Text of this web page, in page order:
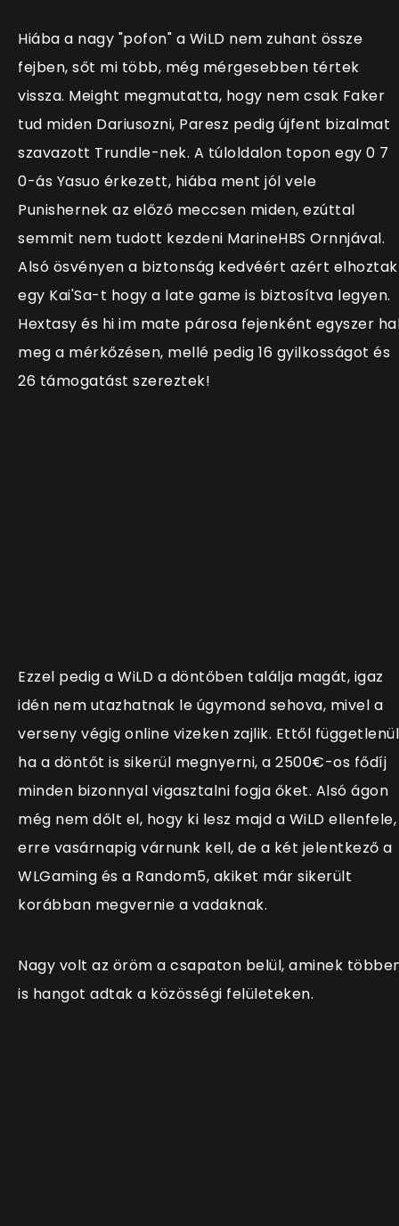
Hiába a nagy "pofon" a WiLD nem zuhant össze
fejben, sőt mi több, még mérgesebben tértek
vissza. Meight megmutatta, hogy nem csak Faker
tud miden Dariusozni, Paresz pedig újfent bizalmat
szavazott Trundle-nek. A túloldalon topon egy 0 7
0-ás Yasuo érkezett, hiába ment jól vele
Punishernek az előző meccsen miden, ezúttal
semmit nem tudott kezdeni MarineHBS Ornnjával.
Alsó ösvényen a biztonság kedvéért azért elhoztak
egy Kai'Sa-t hogy a late game is biztosítva legyen.
Hextasy és hi im mate párosa fejenként egyszer
meg a mérkőzésen, mellé pedig 16 gyilkosságot és
26 támogatást szereztek!
Ezzel pedig a WiLD a döntőben találja magát, igaz
idén nem utazhatnak le úgymond sehova, mivel a
verseny végig online vizeken zajlik. Ettől függetlenül
ha a döntőt is sikerül megnyerni, a 2500€-os fődíj
minden bizonnyal vigasztalni fogja őket. Alsó ágon
még nem dőlt el, hogy ki lesz majd a WiLD ellenfele,
erre vasárnapig várnunk kell, de a két jelentkező a
WLGaming és a Random5, akiket már sikerült
korábban megvernie a vadaknak.
Nagy volt az öröm a csapaton belül, aminek
is hangot adtak a közösségi felületeken.